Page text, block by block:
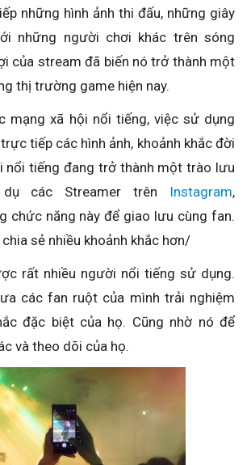
những hình ảnh thi đấu, những giây
những người chơi khác trên sóng
của stream đã biến nó trở thành một
thị trường game hiện nay.
mạng xã hội nổi tiếng, việc sử dụng
tiếp các hình ảnh, khoảnh khắc đời
nổi tiếng đang trở thành một trào lưu
các Streamer trên Instagram,
chức năng này để giao lưu cùng fan.
sẻ nhiều khoảnh khắc hơn/
rất nhiều người nổi tiếng sử dụng.
các fan ruột của mình trải nghiệm
đặc biệt của họ. Cũng nhờ nó để
và theo dõi của họ.